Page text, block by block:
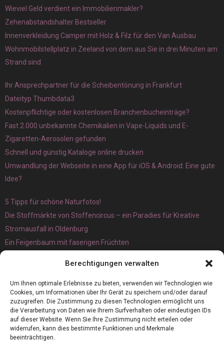
Berechtigungen verwalten
Um Ihnen optimale Erlebnisse zu bieten, verwenden wir Technologien wie
Cookies, um Informationen über Ihr Gerät zu speichern und/oder darauf
zuzugreifen. Die Zustimmung zu diesen Technologien ermöglicht uns
die Verarbeitung von Daten wie Ihrem Surfverhalten oder eindeutigen IDs
auf dieser Website. Wenn Sie Ihre Zustimmung nicht erteilen oder
widerrufen, kann dies bestimmte Funktionen und Merkmale
beeinträchtigen.
Wieviel Geld verdient ein Immobilienmakler?
Zehenabstandshalter Bestseller
Innenverkleidung Camper mit Holz & Filz für den Van Ausbau
Wohnmobilstellplatz in Zeeland von dem aus Sie in drei Minuten am
Strand sind
Ihr Ansprechpartner für die Scheibentönung in Frankfurt
Dateityp Thumbdata3
Kostenpflichtige oder kostenlosen Branchenbucheinträge?
Fast 2.000 unbekannte Chemikalien in Vape-Liquids und E-
Zigaretten-Aerosolen gefunden
Schnell und günstig Kataloge online drucken
Umwandlung der Webseite in eine App für iOS & Android: Eine gute
Idee?
5 Tipps für schöne Naturfotos!
Die Stoffmärkte von Stoffencircus – ein Paradies für Kreative
Stromausfall in Oldenburg
Ein Feigenbaum mit faserigen Früchten
Magnetangeln